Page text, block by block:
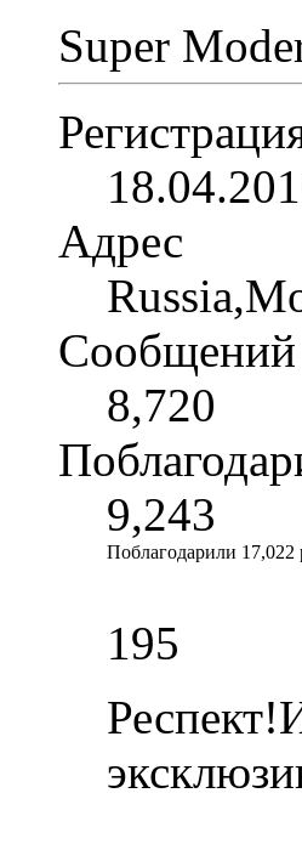
Super
Адрес
Сообщений
8,720
9,243
Поблагодарили 17,022
195